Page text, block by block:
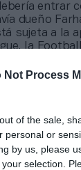
Not Process
of the sale,
personal or
by us, please
selection.
entrar
dueño
sujeta a la
la
se debía
2023.
como
con las